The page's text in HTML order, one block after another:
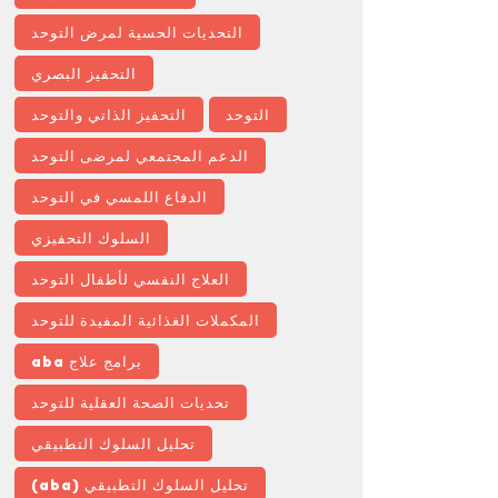
التحديات الحسية لمرض التوحد
التحفيز البصري
التحفيز الذاتي والتوحد التوحد
الدعم المجتمعي لمرضى التوحد
الدفاع اللمسي في التوحد
السلوك التحفيزي
العلاج النفسي لأطفال التوحد
المكملات الغذائية المفيدة للتوحد
برامج علاج aba
تحديات الصحة العقلية للتوحد
تحليل السلوك التطبيقي
تحليل السلوك التطبيقي (aba)